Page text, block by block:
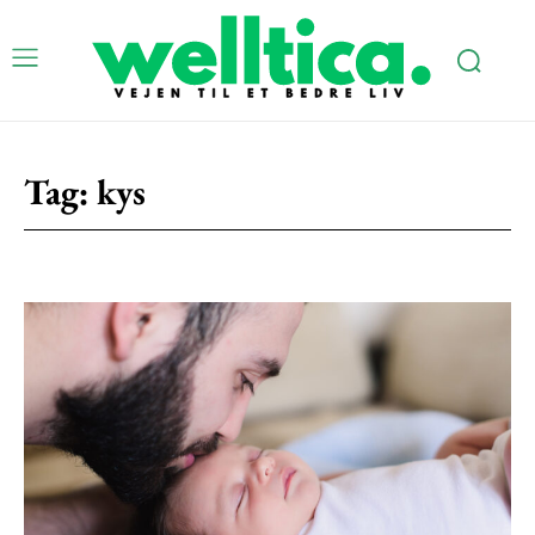
Subscription Plans
Tag: kys